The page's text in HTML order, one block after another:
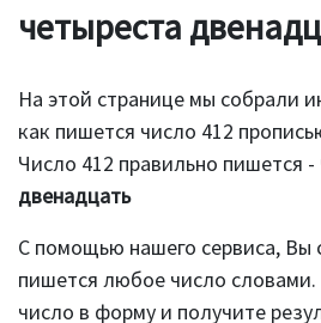
четыреста
На этой странице мы собрали
как пишется число 412
Число 412 правильно пишется -
двенадцать
С помощью нашего сервиса, Вы
пишется любое число
число в форму и получите